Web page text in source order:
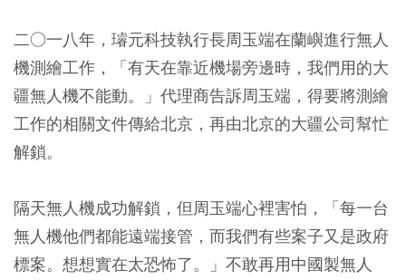
二○一八年，璿元科技執行長周玉端在蘭嶼進行無人
機測繪工作，「有天在靠近機場旁邊時，我們用的大
疆無人機不能動。」代理商告訴周玉端，得要將測繪
工作的相關文件傳給北京，再由北京的大疆公司幫忙
解鎖。
隔天無人機成功解鎖，但周玉端心裡害怕，「每一台
無人機他們都能遠端接管，而我們有些案子又是政府
標案。想想實在太恐怖了。」不敢再用中國製無人